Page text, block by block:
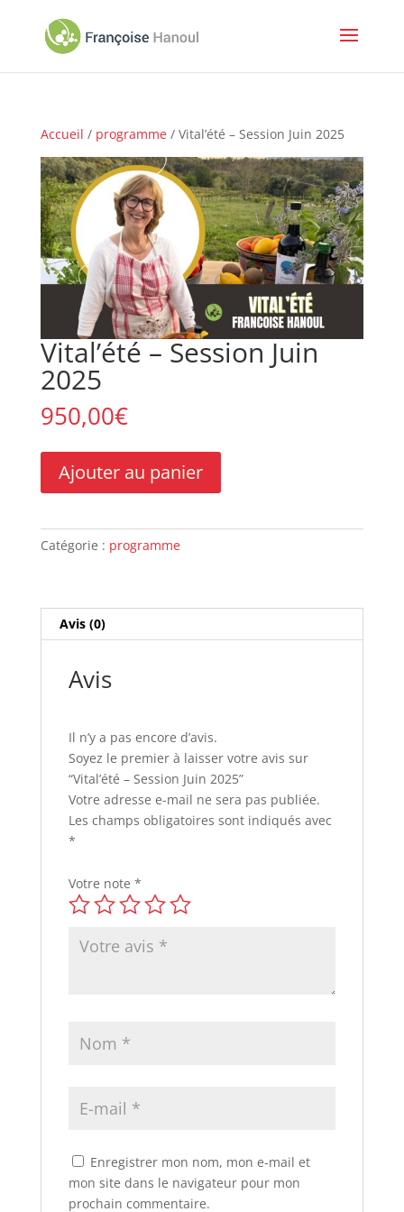
Accueil / programme/ Vital’été – Session Juin 2025
Vital’été – Session Juin
2025
950,00€
quantité
Session
Ajouter au panier
e
t
Catégorie : programme
Avis (0)
Avis
Il n’y a pas encore d’avis.
Soyez le premier à laisser votre avis sur
“Vital’été – Session Juin 2025”
Votre adresse e-mail ne sera pas publiée.
Les champs obligatoires sont indiqués avec
*
Votre note *
Enregistrer mon nom, mon e-mail et
mon site dans le navigateur pour mon
prochain commentaire.